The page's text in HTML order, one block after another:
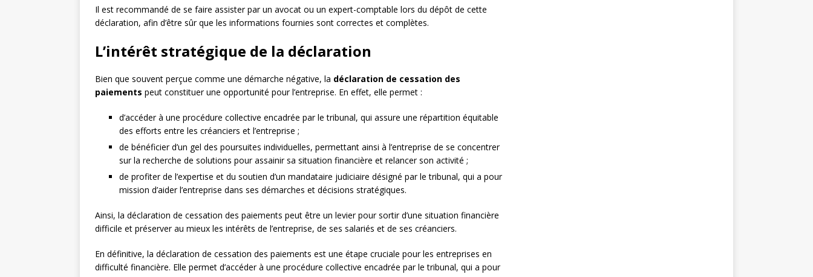
Il est recommandé de se faire assister par un avocat ou un expert-comptable lors du dépôt de cette
déclaration, afin d’être sûr que les informations fournies sont correctes et complètes.
L’intérêt stratégique de la déclaration
Bien que souvent perçue comme une démarche négative, la déclaration de cessation des
paiements peut constituer une opportunité pour l’entreprise. En effet, elle permet :
d’accéder à une procédure collective encadrée par le tribunal, qui assure une répartition équitable
des efforts entre les créanciers et l’entreprise ;
de bénéficier d’un gel des poursuites individuelles, permettant ainsi à l’entreprise de se concentrer
sur la recherche de solutions pour assainir sa situation financière et relancer son activité ;
de profiter de l’expertise et du soutien d’un mandataire judiciaire désigné par le tribunal, qui a pour
mission d’aider l’entreprise dans ses démarches et décisions stratégiques.
Ainsi, la déclaration de cessation des paiements peut être un levier pour sortir d’une situation financière
difficile et préserver au mieux les intérêts de l’entreprise, de ses salariés et de ses créanciers.
En définitive, la déclaration de cessation des paiements est une étape cruciale pour les entreprises en
difficulté financière. Elle permet d’accéder à une procédure collective encadrée par le tribunal, qui a pour